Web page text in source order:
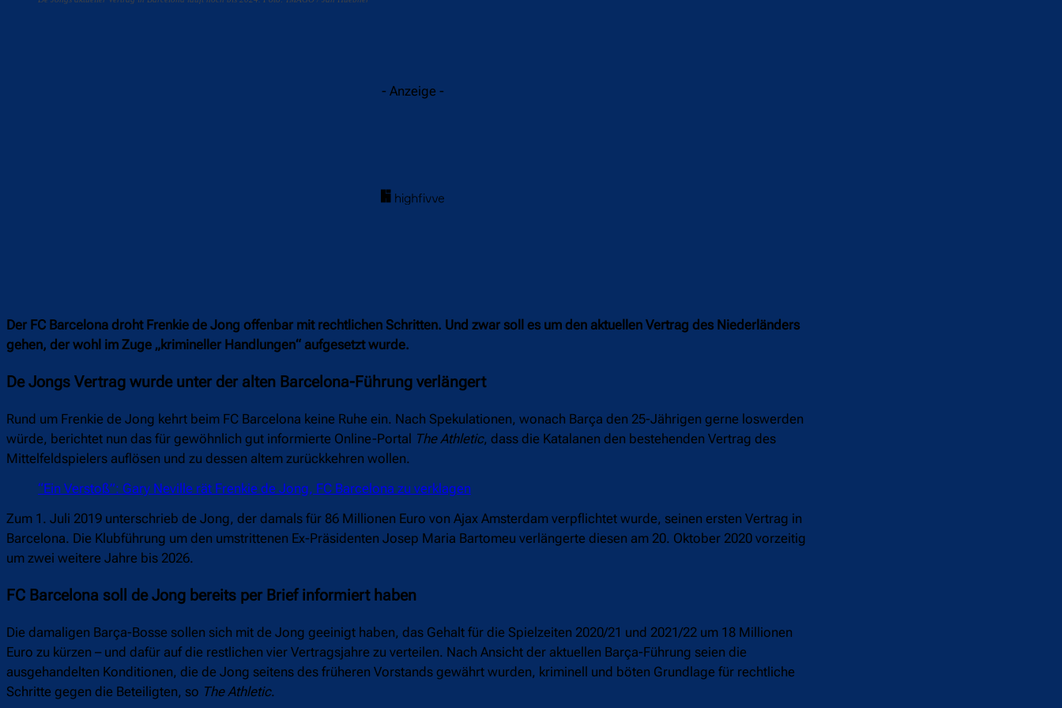
- Anzeige -
Der FC Barcelona droht Frenkie de Jong offenbar mit rechtlichen Schritten. Und zwar soll es um den aktuellen Vertrag des Niederländers
gehen, der wohl im Zuge „krimineller Handlungen“ aufgesetzt wurde.
De Jongs Vertrag wurde unter der alten Barcelona-Führung verlängert
Rund um Frenkie de Jong kehrt beim FC Barcelona keine Ruhe ein. Nach Spekulationen, wonach Barça den 25-Jährigen gerne loswerden
würde, berichtet nun das für gewöhnlich gut informierte Online-Portal The Athletic, dass die Katalanen den bestehenden Vertrag des
Mittelfeldspielers auflösen und zu dessen altem zurückkehren wollen.
“Ein Verstoß”: Gary Neville rät Frenkie de Jong, FC Barcelona zu verklagen
Zum 1. Juli 2019 unterschrieb de Jong, der damals für 86 Millionen Euro von Ajax Amsterdam verpflichtet wurde, seinen ersten Vertrag in
Barcelona. Die Klubführung um den umstrittenen Ex-Präsidenten Josep Maria Bartomeu verlängerte diesen am 20. Oktober 2020 vorzeitig
um zwei weitere Jahre bis 2026.
FC Barcelona soll de Jong bereits per Brief informiert haben
Die damaligen Barça-Bosse sollen sich mit de Jong geeinigt haben, das Gehalt für die Spielzeiten 2020/21 und 2021/22 um 18 Millionen
Euro zu kürzen – und dafür auf die restlichen vier Vertragsjahre zu verteilen. Nach Ansicht der aktuellen Barça-Führung seien die
ausgehandelten Konditionen, die de Jong seitens des früheren Vorstands gewährt wurden, kriminell und böten Grundlage für rechtliche
Schritte gegen die Beteiligten, so The Athletic.